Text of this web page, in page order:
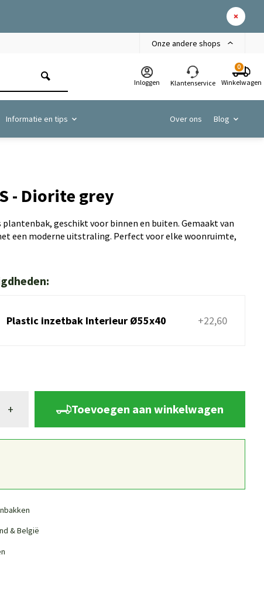
Onze andere shops
Inloggen Klantenservice
0
Winkelwagen
Informatie en tips Over ons Blog
- Diorite grey
geschikt voor binnen en buiten. Gemaakt van
een moderne uitstraling. Perfect voor elke woonruimte,
Plastic inzetbak Interieur Ø55x40 +22,60
+ Toevoegen aan winkelwagen
& België